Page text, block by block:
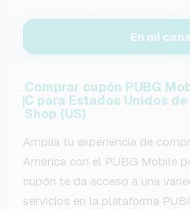
En mi
Comprar cupón PUBG
C para Estados Unidos
Shop (US)
Amplía tu experiencia de
América con el PUBG Mobile
cupón te da acceso a una
servicios en la plataforma